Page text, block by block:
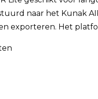
naar het Kunak
exporteren. Het